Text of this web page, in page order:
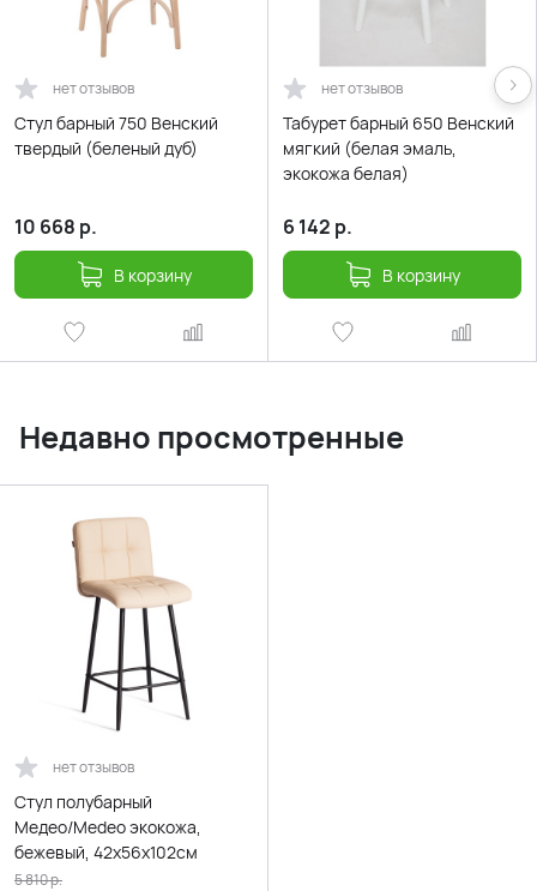
нет отзывов
Стул барный 750 Венский
твердый (беленый дуб)
10 668 р.
В корзину
нет отзывов
Табурет барный 650 Венский
мягкий (белая эмаль,
экокожа белая)
6 142 р.
В корзину
Недавно просмотренные
нет отзывов
Стул полубарный
Медео/Medeo экокожа,
бежевый, 42х56х102см
5 810р.